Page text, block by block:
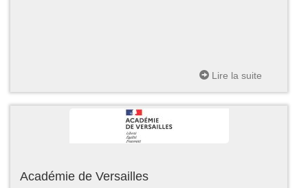
Lire la suite
Académie de Versailles